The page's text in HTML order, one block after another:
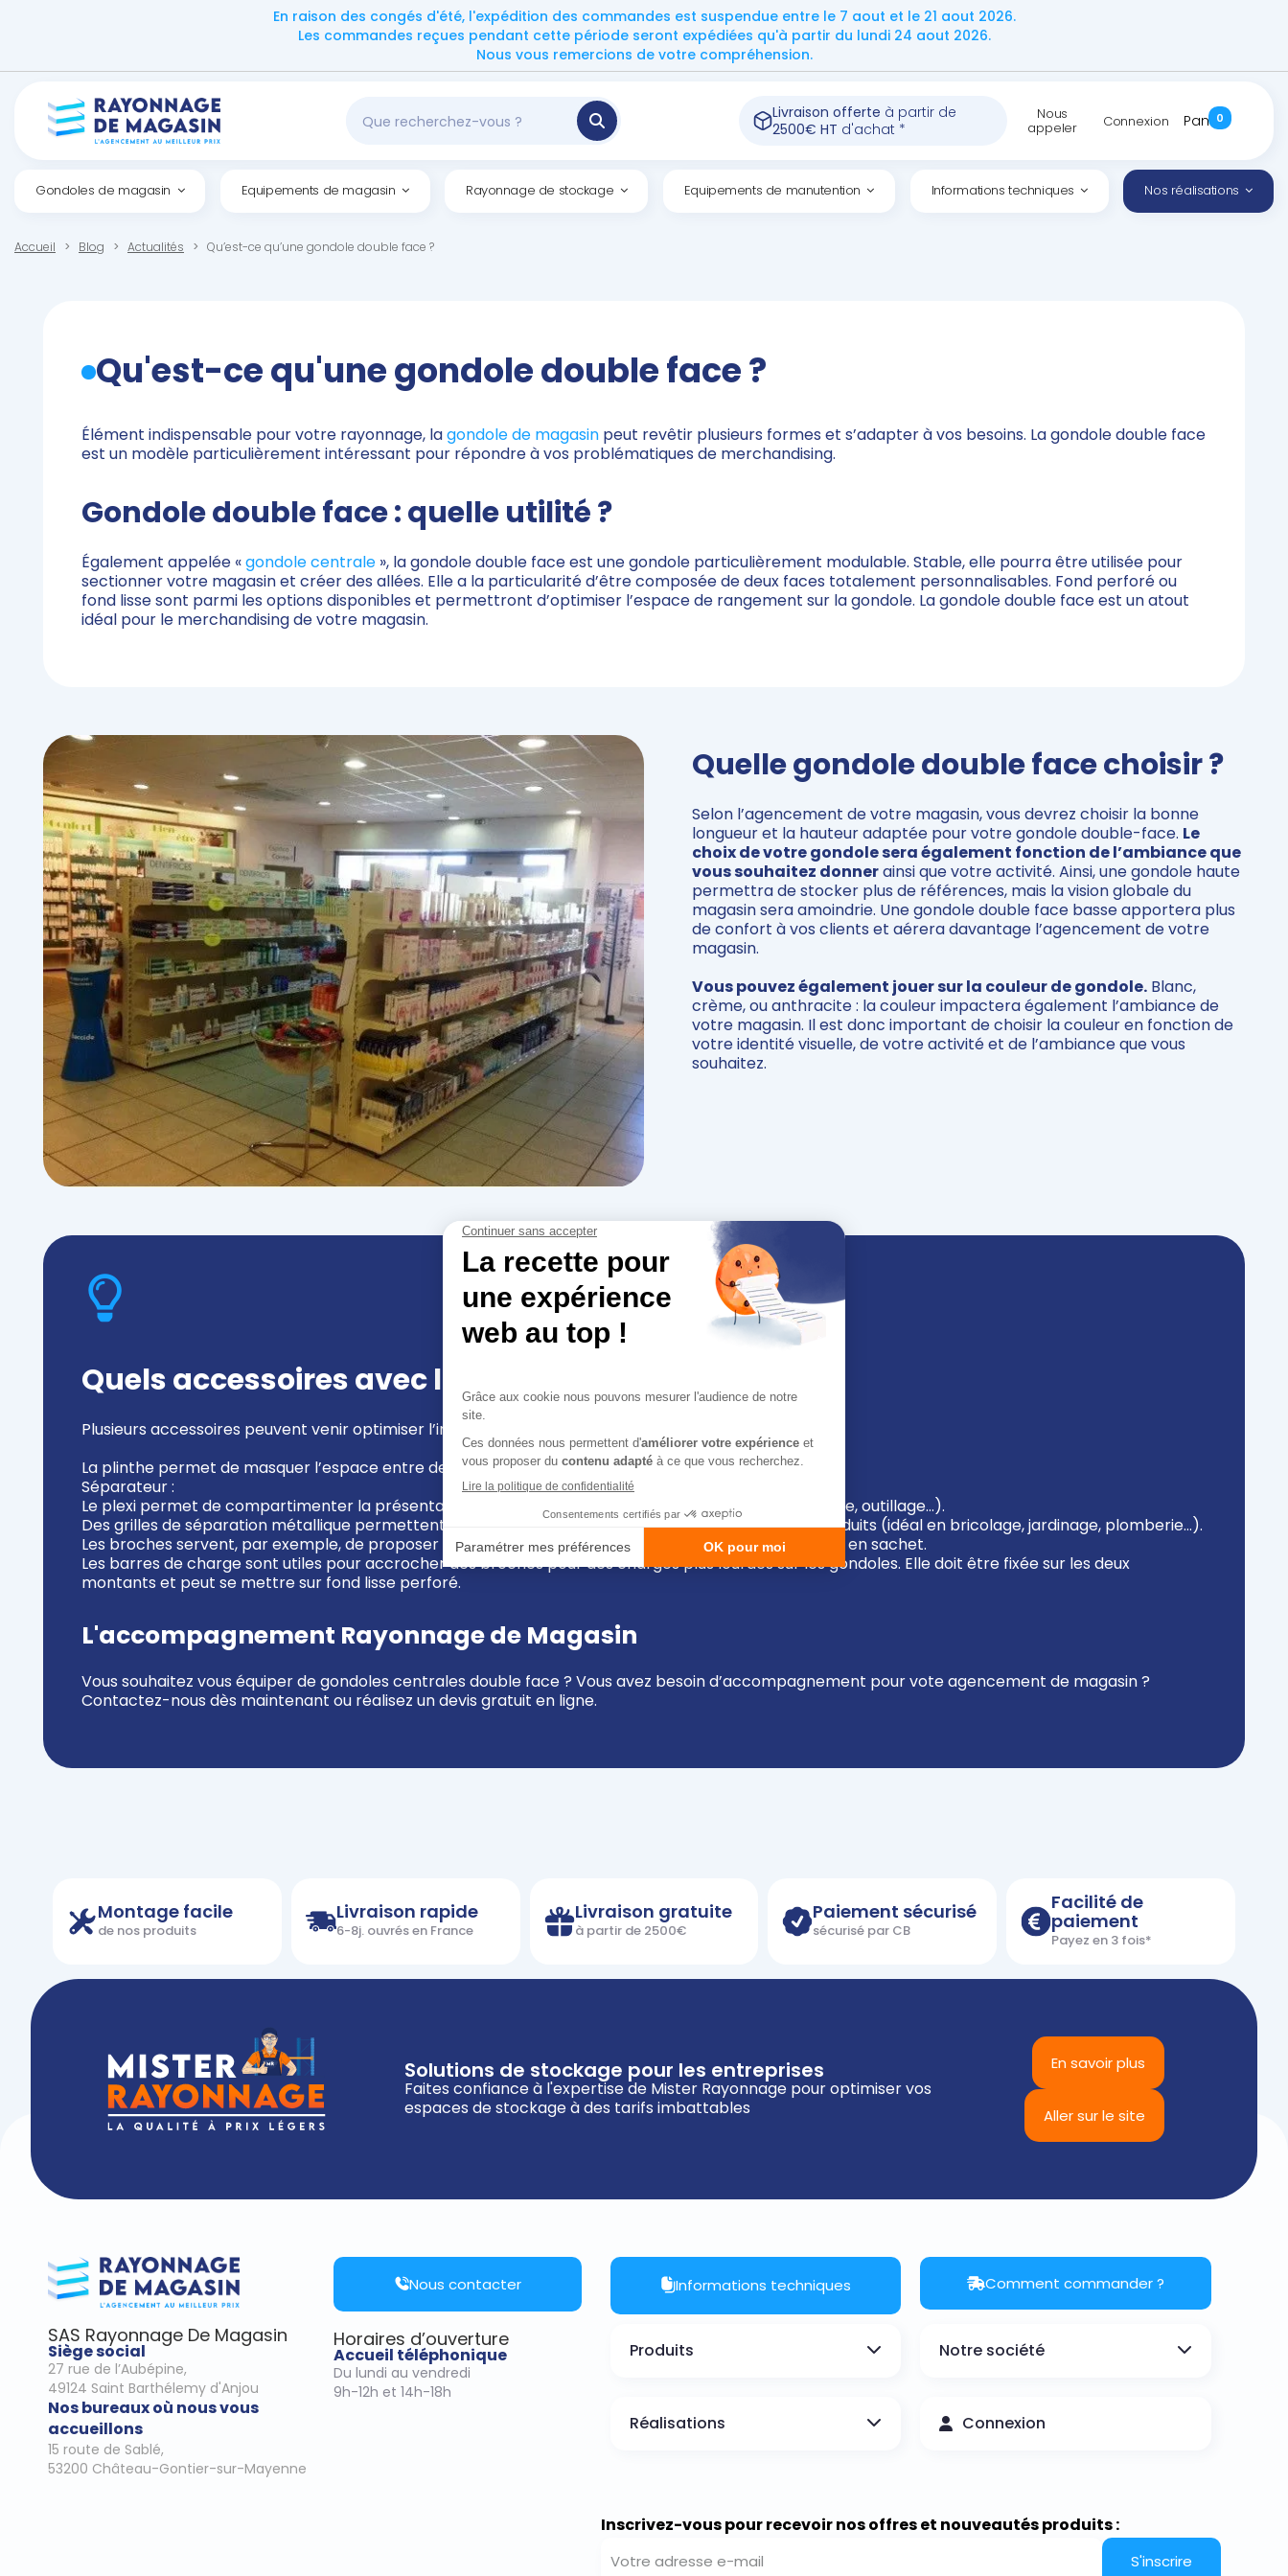
En raison des congés d'été, l'expédition des commandes est suspendue entre le 7 aout et le 21 aout 2026.
Les commandes reçues pendant cette période seront expédiées qu'à partir du lundi 24 aout 2026.
Nous vous remercions de votre compréhension.
Livraison offerte à partir de
2500€ HT d'achat *
Nous
appeler Connexion Panier
0
Gondoles de magasin Equipements de magasin Rayonnage de stockage Equipements de manutention Informations techniques Nos réalisations
Accueil Blog Actualités Qu’est-ce qu’une gondole double face ?
Qu'est-ce qu'une gondole double face ?
Élément indispensable pour votre rayonnage, lagondole de magasin peut revêtir plusieurs formes et s’adapter à vos besoins. La gondole double face
est un modèle particulièrement intéressant pour répondre à vos problématiques de merchandising.
Gondole double face : quelle utilité ?
Également appelée «gondole centrale », la gondole double face est une gondole particulièrement modulable. Stable, elle pourra être utilisée pour
sectionner votre magasin et créer des allées. Elle a la particularité d’être composée de deux faces totalement personnalisables. Fond perforé ou
fond lisse sont parmi les options disponibles et permettront d’optimiser l’espace de rangement sur la gondole. La gondole double face est un atout
idéal pour le merchandising de votre magasin.
Quelle gondole double face choisir ?
Selon l’agencement de votre magasin, vous devrez choisir la bonne
longueur et la hauteur adaptée pour votre gondole double-face. Le
choix de votre gondole sera également fonction de l’ambiance que
vous souhaitez donnerainsi que votre activité. Ainsi, une gondole haute
permettra de stocker plus de références, mais la vision globale du
magasin sera amoindrie. Une gondole double face basse apportera plus
de confort à vos clients et aérera davantage l’agencement de votre
magasin.
Vous pouvez également jouer sur la couleur de gondole. Blanc,
crème, ou anthracite : la couleur impactera également l’ambiance de
votre magasin. Il est donc important de choisir la couleur en fonction de
votre identité visuelle, de votre activité et de l’ambiance que vous
souhaitez.
Quels accessoires avec la gondole ?
Plusieurs accessoires peuvent venir optimiser l’installation de votre gondole double face.
La plinthe permet de masquer l’espace entre deux pieds de gondole.
Séparateur :
Le plexi permet de compartimenter la présentation de vos petits produits produits (idéal en papeterie, outillage…).
Des grilles de séparation métallique permettent de compartimenter la présentation de vos gros produits (idéal en bricolage, jardinage, plomberie…).
Les broches servent, par exemple, de proposer des produits additionnels et des produits en blister ou en sachet.
Les barres de chargesont utiles pour accrocher des broches pour des charges plus lourdes sur les gondoles. Elle doit être fixée sur les deux
montants et peut se mettre sur fond lisse perforé.
L'accompagnement Rayonnage de Magasin
Vous souhaitez vous équiper de gondoles centrales double face ? Vous avez besoin d’accompagnement pour vote agencement de magasin ?
Contactez-nous dès maintenant ou réalisez un devis gratuit en ligne.
Montage facile
de nos produits
Livraison rapide
6-8j. ouvrés en France
Livraison gratuite
à partir de 2500€
Paiement sécurisé
sécurisé par CB
Facilité de
paiement
Payez en 3 fois*
Solutions de stockage pour les entreprises
Faites confiance à l'expertise de Mister Rayonnage pour optimiser vos
espaces de stockage à des tarifs imbattables
En savoir plus
Aller sur le site
SAS Rayonnage De Magasin
Siège social
27 rue de l’Aubépine,
49124 Saint Barthélemy d'Anjou
Nos bureaux où nous vous
accueillons
15 route de Sablé,
53200 Château-Gontier-sur-Mayenne
Nous contacter
Horaires d’ouverture
Accueil téléphonique
Du lundi au vendredi
9h-12h et 14h-18h
Informations techniques Comment commander ?
Produits
Réalisations
Notre société
Connexion
Inscrivez-vous pour recevoir nos offres et nouveautés produits :
S'inscrire